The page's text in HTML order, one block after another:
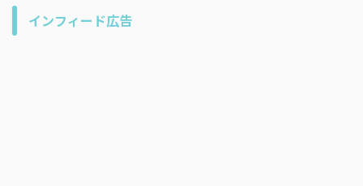
インフィード広告